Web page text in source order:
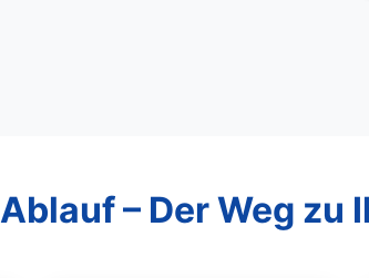
Ablauf – Der Weg zu